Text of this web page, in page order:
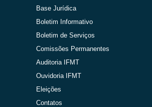
Base Jurídica
Boletim Informativo
Boletim de Serviços
Comissões Permanentes
Auditoria IFMT
Ouvidoria IFMT
Eleições
Contatos